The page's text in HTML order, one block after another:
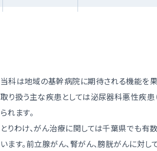
当科は地域の基幹病院に期待される機能を
取り扱う主な疾患としては泌尿器科悪性疾患
られます。
とりわけ、がん治療に関しては千葉県でも有
います。前立腺がん、腎がん、膀胱がんに対